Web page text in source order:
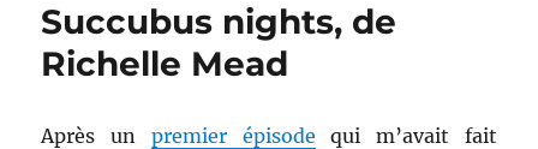
Succubus nights, de
Richelle Mead
Après un premier épisode qui m’avait fait